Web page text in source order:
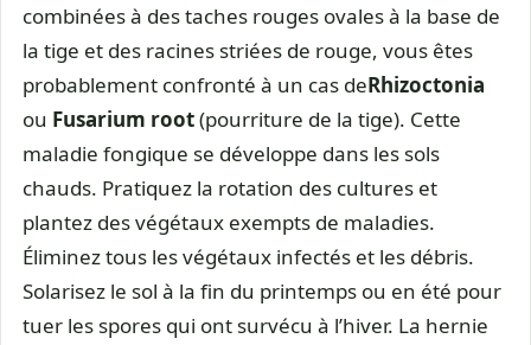
combinées à des taches rouges ovales à la base de
la tige et des racines striées de rouge, vous êtes
probablement confronté à un cas deRhizoctonia
ou Fusarium root(pourriture de la tige). Cette
maladie fongique se développe dans les sols
chauds. Pratiquez la rotation des cultures et
plantez des végétaux exempts de maladies.
Éliminez tous les végétaux infectés et les débris.
Solarisez le sol à la fin du printemps ou en été pour
tuer les spores qui ont survécu à l’hiver. La hernie